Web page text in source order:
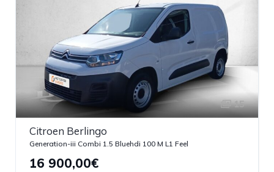
15
Citroen Berlingo
Generation-iii Combi 1.5 Bluehdi 100 M L1 Feel
16 900,00€